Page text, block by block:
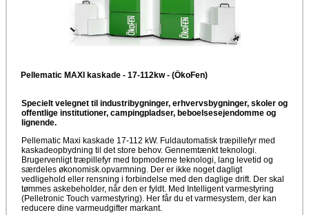
Pellematic MAXI kaskade - 17-112kw - (ÖkoFen)
Specielt velegnet til industribygninger, erhvervsbygninger, skoler og
offentlige institutioner, campingpladser, beboelsesejendomme og
lignende.
Pellematic Maxi kaskade 17-112 kW. Fuldautomatisk træpillefyr med
kaskadeopbydning til det store behov. Gennemtænkt teknologi.
Brugervenligt træpillefyr med topmoderne teknologi, lang levetid og
særdeles økonomisk.opvarmning. Der er ikke noget dagligt
vedligehold eller rensning i forbindelse med den daglige drift. Der skal
tømmes askebeholder, når den er fyldt. Med Intelligent varmestyring
(Pelletronic Touch varmestyring). Her får du et varmesystem, der kan
reducere dine varmeudgifter markant.